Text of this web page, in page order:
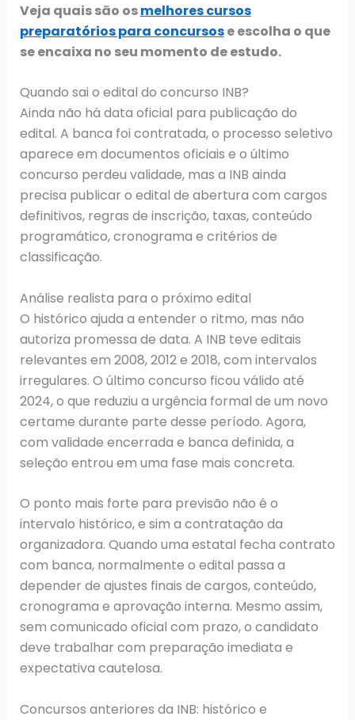
Veja quais são osmelhores cursos
preparatórios para concursose escolha o que
se encaixa no seu momento de estudo.
Quando sai o edital do concurso INB?
Ainda não há data oficial para publicação do
edital. A banca foi contratada, o processo seletivo
aparece em documentos oficiais e o último
concurso perdeu validade, mas a INB ainda
precisa publicar o edital de abertura com cargos
definitivos, regras de inscrição, taxas, conteúdo
programático, cronograma e critérios de
classificação.
Análise realista para o próximo edital
O histórico ajuda a entender o ritmo, mas não
autoriza promessa de data. A INB teve editais
relevantes em 2008, 2012 e 2018, com intervalos
irregulares. O último concurso ficou válido até
2024, o que reduziu a urgência formal de um novo
certame durante parte desse período. Agora,
com validade encerrada e banca definida, a
seleção entrou em uma fase mais concreta.
O ponto mais forte para previsão não é o
intervalo histórico, e sim a contratação da
organizadora. Quando uma estatal fecha contrato
com banca, normalmente o edital passa a
depender de ajustes finais de cargos, conteúdo,
cronograma e aprovação interna. Mesmo assim,
sem comunicado oficial com prazo, o candidato
deve trabalhar com preparação imediata e
expectativa cautelosa.
Concursos anteriores da INB: histórico e